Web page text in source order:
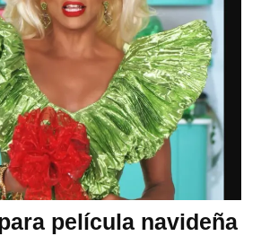
película navideña